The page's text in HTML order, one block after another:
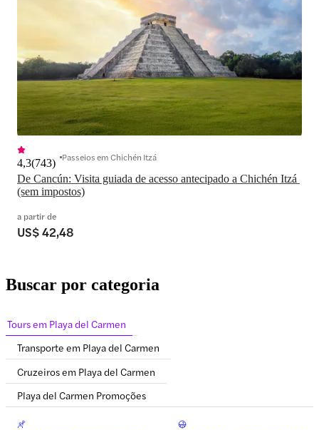
De Cancún: Visita guiada de acesso antecipado a Chichén Itzá
(sem impostos)
4,3(743) Passeios em Chichén Itzá
a partir de
US$ 42,48
Buscar por categoria
Tours em Playa del Carmen
Transporte em Playa del Carmen
Cruzeiros em Playa del Carmen
Playa del Carmen Promoções